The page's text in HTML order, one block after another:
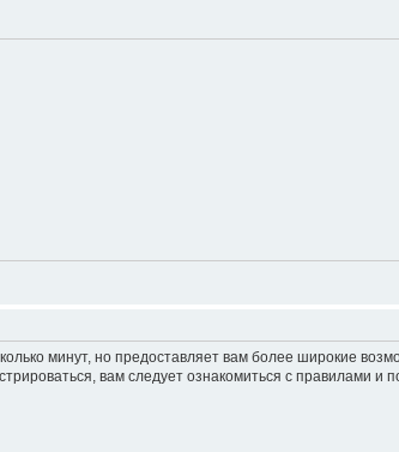
минут, но предоставляет вам более широкие
вам следует ознакомиться с правилами